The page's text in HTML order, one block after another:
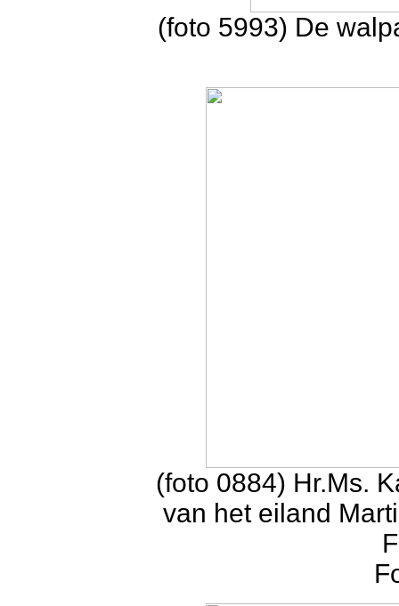
(foto 5993) De
(foto 0884) Hr.Ms.
van het eiland